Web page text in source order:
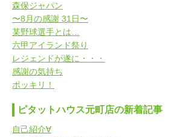
森保ジャパン
〜8月の感謝 31日〜
某野球選手とは…
六甲アイランド祭り
レジェンドが遂に・・・
感謝の気持ち
ポッキリ！
ピタットハウス元町店の新着記事
自己紹介∀